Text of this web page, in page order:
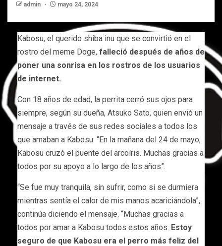
admin mayo 24, 2024
Kabosu, el querido shiba inu que se convirtió en el
rostro del meme Doge, falleció después de años de
poner una sonrisa en los rostros de los usuarios
de internet.
Con 18 años de edad, la perrita cerró sus ojos para
siempre, según su dueña, Atsuko Sato, quien envió un
mensaje a través de sus redes sociales a todos los
que amaban a Kabosu: “En la mañana del 24 de mayo,
Kabosu cruzó el puente del arcoíris. Muchas gracias a
todos por su apoyo a lo largo de los años”.
“Se fue muy tranquila, sin sufrir, como si se durmiera
mientras sentía el calor de mis manos acariciándola”,
continúa diciendo el mensaje. “Muchas gracias a
todos por amar a Kabosu todos estos años. Estoy
seguro de que Kabosu era el perro más feliz del